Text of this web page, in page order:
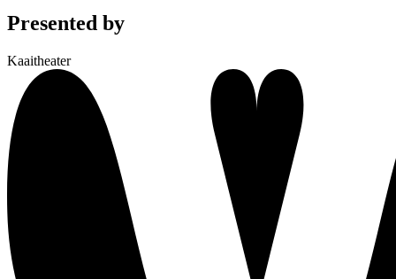
Presented by
Kaaitheater